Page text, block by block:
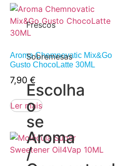
Frescos
Sobremesas
Escolha
o
se
Aroma
/
Aroma Chemnovatic Mix&Go
Gusto ChocoLatte 30ML
7,90 €
Ler mais